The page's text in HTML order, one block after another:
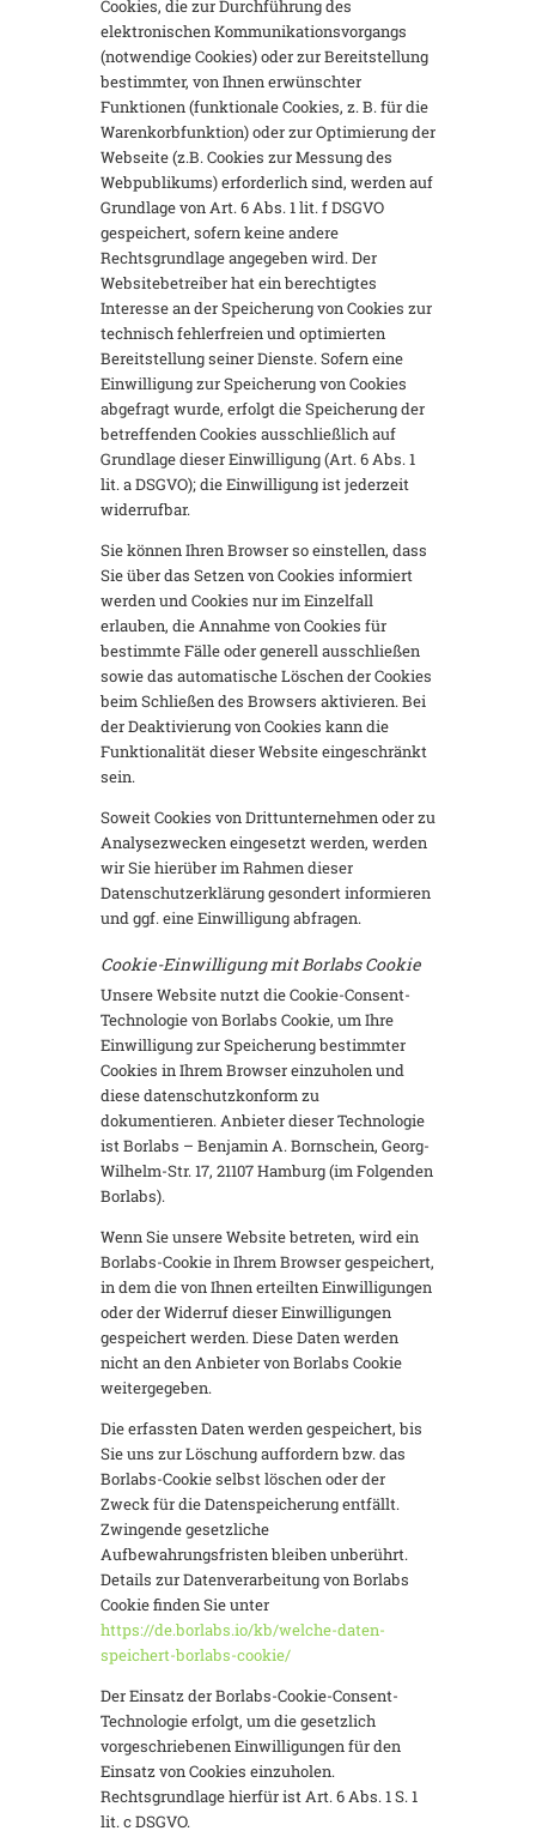
Cookies, die zur Durchführung des
elektronischen Kommunikationsvorgangs
(notwendige Cookies) oder zur Bereitstellung
bestimmter, von Ihnen erwünschter
Funktionen (funktionale Cookies, z. B. für die
Warenkorbfunktion) oder zur Optimierung der
Webseite (z.B. Cookies zur Messung des
Webpublikums) erforderlich sind, werden auf
Grundlage von Art. 6 Abs. 1 lit. f DSGVO
gespeichert, sofern keine andere
Rechtsgrundlage angegeben wird. Der
Websitebetreiber hat ein berechtigtes
Interesse an der Speicherung von Cookies zur
technisch fehlerfreien und optimierten
Bereitstellung seiner Dienste. Sofern eine
Einwilligung zur Speicherung von Cookies
abgefragt wurde, erfolgt die Speicherung der
betreffenden Cookies ausschließlich auf
Grundlage dieser Einwilligung (Art. 6 Abs. 1
lit. a DSGVO); die Einwilligung ist jederzeit
widerrufbar.
Sie können Ihren Browser so einstellen, dass
Sie über das Setzen von Cookies informiert
werden und Cookies nur im Einzelfall
erlauben, die Annahme von Cookies für
bestimmte Fälle oder generell ausschließen
sowie das automatische Löschen der Cookies
beim Schließen des Browsers aktivieren. Bei
der Deaktivierung von Cookies kann die
Funktionalität dieser Website eingeschränkt
sein.
Soweit Cookies von Drittunternehmen oder zu
Analysezwecken eingesetzt werden, werden
wir Sie hierüber im Rahmen dieser
Datenschutzerklärung gesondert informieren
und ggf. eine Einwilligung abfragen.
Cookie-Einwilligung mit Borlabs Cookie
Unsere Website nutzt die Cookie-Consent-
Technologie von Borlabs Cookie, um Ihre
Einwilligung zur Speicherung bestimmter
Cookies in Ihrem Browser einzuholen und
diese datenschutzkonform zu
dokumentieren. Anbieter dieser Technologie
ist Borlabs – Benjamin A. Bornschein, Georg-
Wilhelm-Str. 17, 21107 Hamburg (im Folgenden
Borlabs).
Wenn Sie unsere Website betreten, wird ein
Borlabs-Cookie in Ihrem Browser gespeichert,
in dem die von Ihnen erteilten Einwilligungen
oder der Widerruf dieser Einwilligungen
gespeichert werden. Diese Daten werden
nicht an den Anbieter von Borlabs Cookie
weitergegeben.
Die erfassten Daten werden gespeichert, bis
Sie uns zur Löschung auffordern bzw. das
Borlabs-Cookie selbst löschen oder der
Zweck für die Datenspeicherung entfällt.
Zwingende gesetzliche
Aufbewahrungsfristen bleiben unberührt.
Details zur Datenverarbeitung von Borlabs
Cookie finden Sie unter
https://de.borlabs.io/kb/welche-daten-
speichert-borlabs-cookie/
Der Einsatz der Borlabs-Cookie-Consent-
Technologie erfolgt, um die gesetzlich
vorgeschriebenen Einwilligungen für den
Einsatz von Cookies einzuholen.
Rechtsgrundlage hierfür ist Art. 6 Abs. 1 S. 1
lit. c DSGVO.